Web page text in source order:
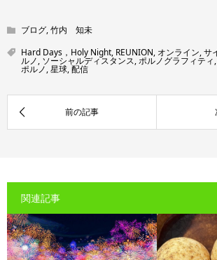
ブログ,竹内 知未
Hard Days，Holy Night, REUNION, オンライン,サ
ルノ, ソーシャルディスタンス,ポルノグラフィティ,
ポルノ,星球,配信
関連記事